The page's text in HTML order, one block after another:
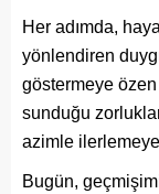
Her adımda,
yönlendiren
göstermeye
sunduğu
azimle
Bugün,